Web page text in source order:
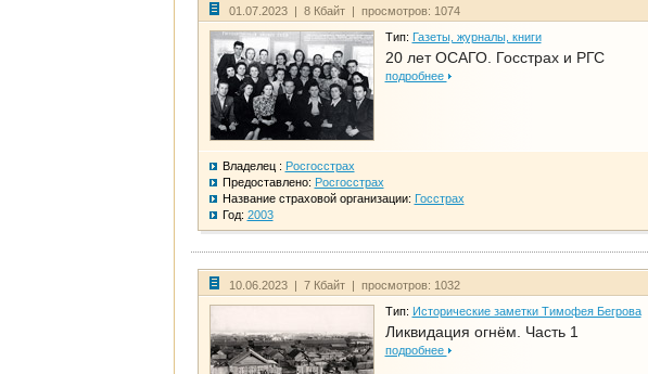
01.07.2023 | 8 Кбайт | просмотров: 1074
Тип: Газеты, журналы, книги
20 лет ОСАГО. Госстрах и РГС
подробнее
Владелец : Росгосстрах
Предоставлено: Росгосстрах
Название страховой организации: Госстрах
Год: 2003
10.06.2023 | 7 Кбайт | просмотров: 1032
Тип: Исторические заметки Тимофея Бегрова
Ликвидация огнём. Часть 1
подробнее